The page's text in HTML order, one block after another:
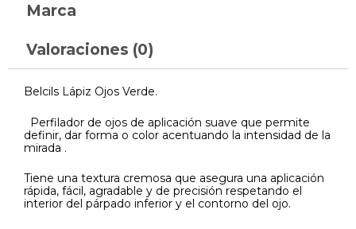
Marca
Valoraciones (0)
Belcils Lápiz Ojos Verde.
Perfilador de ojos de aplicación suave que permite
definir, dar forma o color acentuando la intensidad de la
mirada .
Tiene una textura cremosa que asegura una aplicación
rápida, fácil, agradable y de precisión respetando el
interior del párpado inferior y el contorno del ojo.